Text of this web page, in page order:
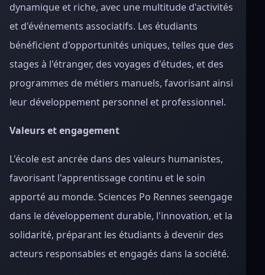
dynamique et riche, avec une multitude d'activités
et d'événements associatifs. Les étudiants
bénéficient d'opportunités uniques, telles que des
stages à l'étranger, des voyages d'études, et des
programmes de métiers manuels, favorisant ainsi
leur développement personnel et professionnel.
Valeurs et engagement
L'école est ancrée dans des valeurs humanistes,
favorisant l'apprentissage continu et le soin
apporté au monde. Sciences Po Rennes seengage
dans le développement durable, l'innovation, et la
solidarité, préparant les étudiants à devenir des
acteurs responsables et engagés dans la société.